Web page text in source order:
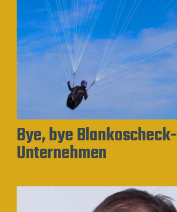
Bye, bye Blankoscheck-
Unternehmen